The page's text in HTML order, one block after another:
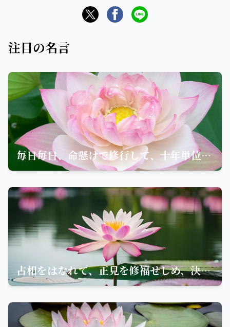
注目の名言
毎日毎日、命懸けで修行して、十年単位でもってようやく一歩成長する
占相をはなれて、正見を修福せしめ、決定して深く罪福の因縁を信ぜよ